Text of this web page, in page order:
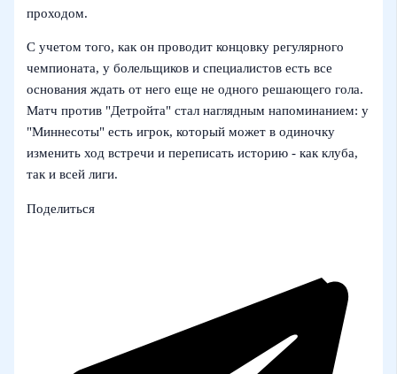
проходом.
С учетом того, как он проводит концовку регулярного
чемпионата, у болельщиков и специалистов есть все
основания ждать от него еще не одного решающего гола.
Матч против "Детройта" стал наглядным напоминанием: у
"Миннесоты" есть игрок, который может в одиночку
изменить ход встречи и переписать историю - как клуба,
так и всей лиги.
Поделиться